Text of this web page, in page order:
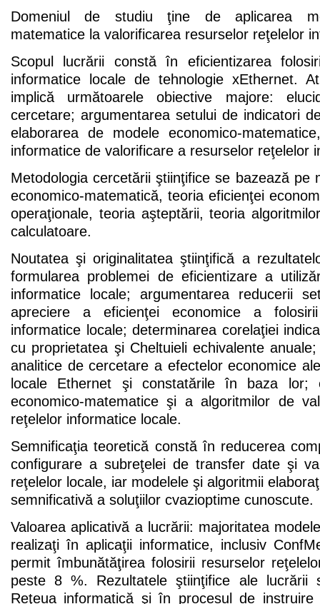
Domeniul de studiu ţine de aplicarea
matematice la valorificarea resurselor reţelelor
Scopul lucrării constă în eficientizarea
informatice locale de tehnologie xEthernet.
implică următoarele obiective majore:
cercetare; argumentarea setului de indicatori
elaborarea de modele economico-
informatice de valorificare a resurselor reţelelor
Metodologia cercetării ştiinţifice se bazează pe
economico-matematică, teoria eficienţei
operaţionale, teoria aşteptării, teoria
calculatoare.
Noutatea şi originalitatea ştiinţifică a
formularea problemei de eficientizare a
informatice locale; argumentarea reducerii
apreciere a eficienţei economice a
informatice locale; determinarea corelaţiei
cu proprietatea şi Cheltuieli echivalente
analitice de cercetare a efectelor economice
locale Ethernet şi constatările în baza lor;
economico-matematice şi a algoritmilor de
reţelelor informatice locale.
Semnificaţia teoretică constă în reducerea
configurare a subreţelei de transfer date şi
reţelelor locale, iar modelele şi algoritmii
semnificativă a soluţiilor cvazioptime cunoscute.
Valoarea aplicativă a lucrării: majoritatea
realizaţi în aplicaţii informatice, inclusiv
permit îmbunătăţirea folosirii resurselor
peste 8 %. Rezultatele ştiinţifice ale lucrării
Reţeua informatică şi în procesul de instruire